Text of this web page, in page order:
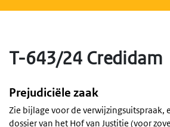
T-643/24 Credidam
Prejudiciële zaak
Zie bijlage voor de verwijzingsuitspraak,
dossier van het Hof van Justitie (voor